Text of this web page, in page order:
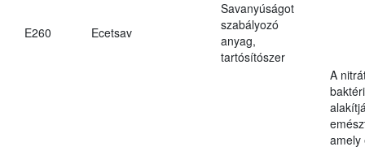
E260 Ecetsav
Savanyúságot
szabályozó
anyag,
tartósítószer
A
amely